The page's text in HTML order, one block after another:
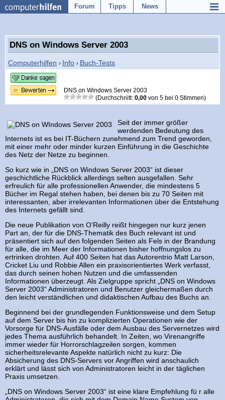
Forum Tipps News
DNS on Windows Server 2003
Computerhilfen › Info › Buch-Tests
DNS on Windows Server 2003
(Durchschnitt: 0,00 von 5 bei 0 Stimmen)
Seit der immer größer
werdenden Bedeutung des
Internets ist es bei IT-Büchern zunehmend zum Trend geworden,
mit einer mehr oder minder kurzen Einführung in die Geschichte
des Netz der Netze zu beginnen.
So kurz wie in „DNS on Windows Server 2003“ ist dieser
geschichtliche Rückblick allerdings selten ausgefallen. Sehr
erfreulich für alle professionellen Anwender, die mindestens 5
Bücher im Regal stehen haben, bei denen bis zu 70 Seiten mit
interessanten, aber irrelevanten Informationen über die Entstehung
des Internets gefällt sind.
Die neue Publikation von O’Reilly reißt hingegen nur kurz jenen
Part an, der für die DNS-Thematik des Buch relevant ist und
präsentiert sich auf den folgenden Seiten als Fels in der Brandung
für alle, die im Meer der Informationen bisher hoffnungslos zu
ertrinken drohten. Auf 400 Seiten hat das Autorentrio Matt Larson,
Cricket Liu und Robbie Allen ein praxisorientiertes Werk verfasst,
das durch seinen hohen Nutzen und die umfassenden
Informationen überzeugt. Als Zielgruppe spricht „DNS on Windows
Server 2003“ Administratoren und Benutzer gleichermaßen durch
den leicht verständlichen und didaktischen Aufbau des Buchs an.
Beginnend bei der grundlegenden Funktionsweise und dem Setup
auf dem Server bis hin zu komplizierten Operationen wie der
Vorsorge für DNS-Ausfälle oder dem Ausbau des Servernetzes wird
jedes Thema ausführlich behandelt. In Zeiten, wo Virenangriffe
immer wieder für Horrorschlagzeilen sorgen, kommen
sicherheitsrelevante Aspekte natürlich nicht zu kurz: Die
Absicherung des DNS-Servers vor Angriffen wird anschaulich
erklärt und lässt sich von Administratoren leicht in der täglichen
Praxis umsetzen.
„DNS on Windows Server 2003“ ist eine klare Empfehlung fü r alle